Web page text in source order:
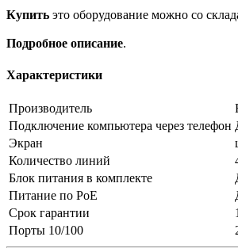
Купить это оборудование можно со
Подробное описание.
Характеристики
Производитель
Подключение компьютера через телефон
Экран
Количество линий
Блок питания в комплекте
Питание по PoE
Срок гарантии
Порты 10/100